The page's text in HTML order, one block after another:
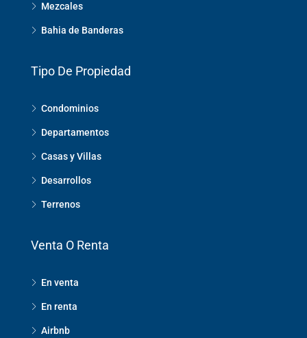
Mezcales
Bahia de Banderas
Tipo De Propiedad
Condominios
Departamentos
Casas y Villas
Desarrollos
Terrenos
Venta O Renta
En venta
En renta
Airbnb